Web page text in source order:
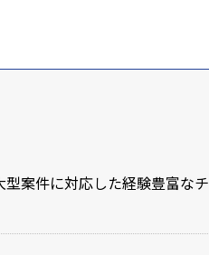
型案件に対応した経験豊富なチ